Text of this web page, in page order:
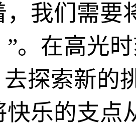
我们需要
”。在高光
去探索新的
乐的支点